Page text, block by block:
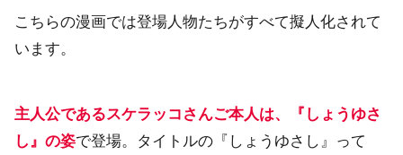
こちらの漫画では登場人物たちがすべて擬人化されて
います。
主人公であるスケラッコさんご本人は、『しょうゆさ
し』の姿で登場。タイトルの『しょうゆさし』って